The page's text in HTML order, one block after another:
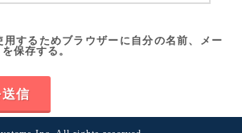
用するためブラウザーに自分の名前、メー
保存する。